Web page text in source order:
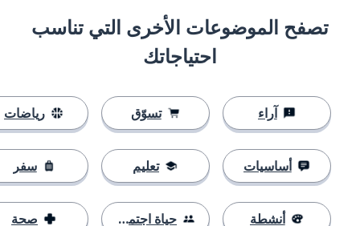
تصفح الموضوعات الأخرى التي تناسب
احتياجاتك
آراء
أساسيات
أنشطة
تسوّق
تعليم
حياة اجتماعية
رياضات
سفر
صحة